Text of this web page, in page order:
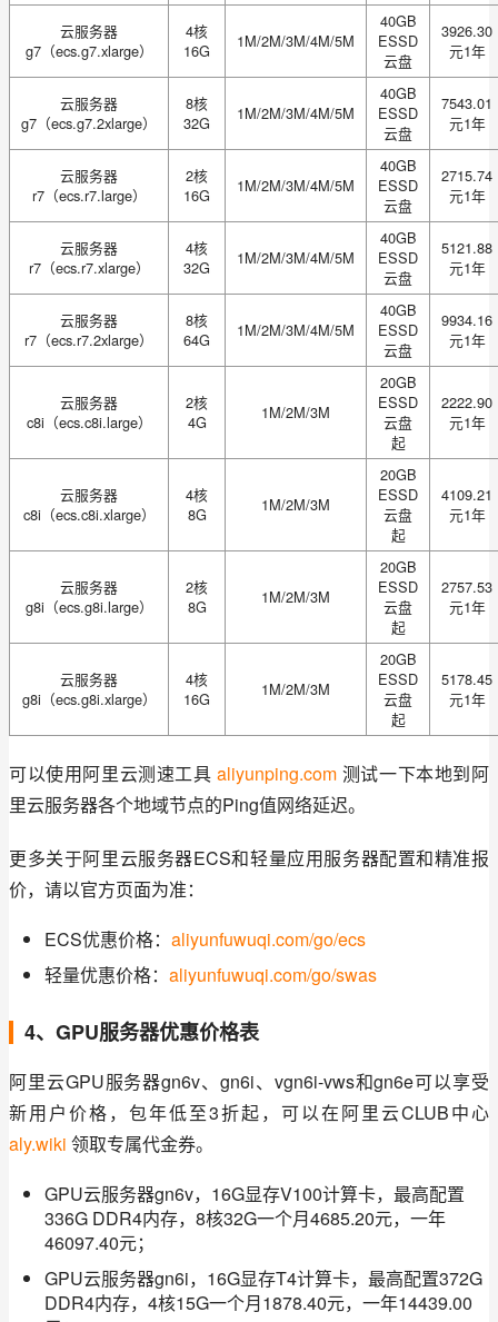
云服务器
g7（ecs.g7.xlarge）
4核
16G
1M/2M/3M/4M/5M
40GB
ESSD
云盘
3926.30
元1年
云服务器
g7（ecs.g7.2xlarge）
8核
32G
1M/2M/3M/4M/5M
40GB
ESSD
云盘
7543.01
元1年
云服务器
r7（ecs.r7.large）
2核
16G
1M/2M/3M/4M/5M
40GB
ESSD
云盘
2715.74
元1年
云服务器
r7（ecs.r7.xlarge）
4核
32G
1M/2M/3M/4M/5M
40GB
ESSD
云盘
5121.88
元1年
云服务器
r7（ecs.r7.2xlarge）
8核
64G
1M/2M/3M/4M/5M
40GB
ESSD
云盘
9934.16
元1年
云服务器
c8i（ecs.c8i.large）
2核
4G
1M/2M/3M
20GB
ESSD
云盘
起
2222.90
元1年
云服务器
c8i（ecs.c8i.xlarge）
4核
8G
1M/2M/3M
20GB
ESSD
云盘
起
4109.21
元1年
云服务器
g8i（ecs.g8i.large）
2核
8G
1M/2M/3M
20GB
ESSD
云盘
起
2757.53
元1年
云服务器
g8i（ecs.g8i.xlarge）
4核
16G
1M/2M/3M
20GB
ESSD
云盘
起
5178.45
元1年
可以使用阿里云测速工具 aliyunping.com 测试一下本地到阿
里云服务器各个地域节点的Ping值网络延迟。
更多关于阿里云服务器ECS和轻量应用服务器配置和精准报
价，请以官方页面为准：
ECS优惠价格： aliyunfuwuqi.com/go/ecs
轻量优惠价格： aliyunfuwuqi.com/go/swas
4、GPU服务器优惠价格表
阿里云GPU服务器gn6v、gn6i、vgn6i-vws和gn6e可以享受
aly.wiki 领取专属代金券。
GPU云服务器gn6v，16G显存V100计算卡，最高配置
336G DDR4内存，8核32G一个月4685.20元，一年
46097.40元；
GPU云服务器gn6i，16G显存T4计算卡，最高配置372G
DDR4内存，4核15G一个月1878.40元，一年14439.00